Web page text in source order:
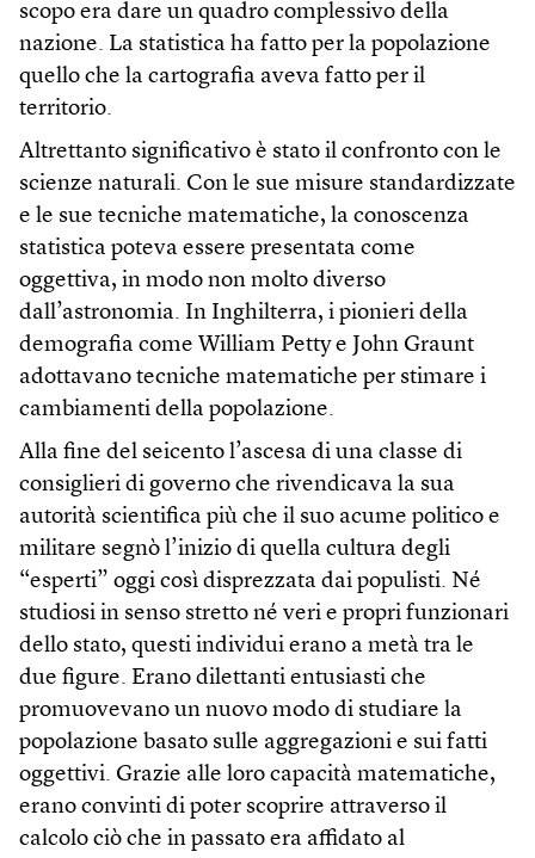
scopo era dare un quadro complessivo della
nazione. La statistica ha fatto per la popolazione
quello che la cartografia aveva fatto per il
territorio.
Altrettanto significativo è stato il confronto con le
scienze naturali. Con le sue misure standardizzate
e le sue tecniche matematiche, la conoscenza
statistica poteva essere presentata come
oggettiva, in modo non molto diverso
dall’astronomia. In Inghilterra, i pionieri della
demografia come William Petty e John Graunt
adottavano tecniche matematiche per stimare i
cambiamenti della popolazione.
Alla fine del seicento l’ascesa di una classe di
consiglieri di governo che rivendicava la sua
autorità scientifica più che il suo acume politico e
militare segnò l’inizio di quella cultura degli
“esperti” oggi così disprezzata dai populisti. Né
studiosi in senso stretto né veri e propri funzionari
dello stato, questi individui erano a metà tra le
due figure. Erano dilettanti entusiasti che
promuovevano un nuovo modo di studiare la
popolazione basato sulle aggregazioni e sui fatti
oggettivi. Grazie alle loro capacità matematiche,
erano convinti di poter scoprire attraverso il
calcolo ciò che in passato era affidato al